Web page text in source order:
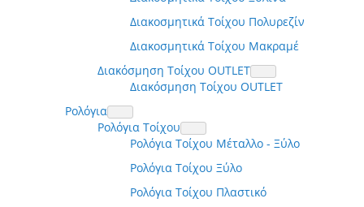
Διακοσμητικά Τοίχου Πολυρεζίν
Διακοσμητικά Τοίχου Μακραμέ
Διακόσμηση Τοίχου OUTLET
Διακόσμηση Τοίχου OUTLET
Ρολόγια
Ρολόγια Τοίχου
Ρολόγια Τοίχου Μέταλλο - Ξύλο
Ρολόγια Τοίχου Ξύλο
Ρολόγια Τοίχου Πλαστικό